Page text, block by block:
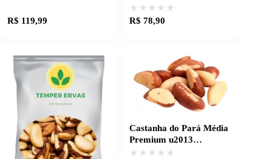
R$ 119,99
receitas caprichadas
★★★★★
★★★★★
R$ 78,90
Castanha do Pará Média
Premium u2013
Qualidade e sabor
★★★★★
★★★★★